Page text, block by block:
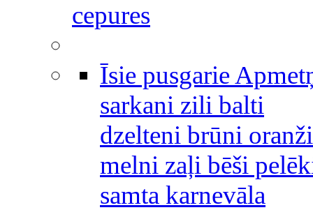
cepures
Īsie pusgarie
sarkani zili balti
dzelteni brūni oranži
melni zaļi bēši
samta karnevāla